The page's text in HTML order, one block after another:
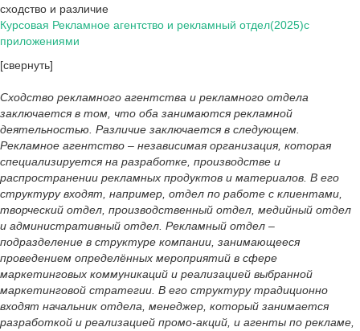
сходство и различие
Курсовая Рекламное агентство и рекламный отдел(2025)с
приложениями
[свернуть]
Сходство рекламного агентства и рекламного отдела
заключается в том, что оба занимаются рекламной
деятельностью. Различие заключается в следующем.
Рекламное агентство – независимая организация, которая
специализируется на разработке, производстве и
распространении рекламных продуктов и материалов. В его
структуру входят, например, отдел по работе с клиентами,
творческий отдел, производственный отдел, медийный отдел
и административный отдел. Рекламный отдел –
подразделение в структуре компании, занимающееся
проведением определённых мероприятий в сфере
маркетинговых коммуникаций и реализацией выбранной
маркетинговой стратегии. В его структуру традиционно
входят начальник отдела, менеджер, который занимается
разработкой и реализацией промо-акций, и агенты по рекламе,